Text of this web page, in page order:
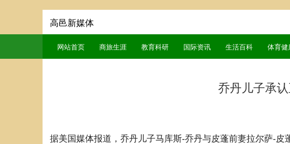
高邑新媒体
网站首页 商旅生涯 教育科研 国际资讯 生活百科 体育健
乔丹儿子承
据美国媒体报道，乔丹儿子马库斯-乔丹与皮蓬前妻拉尔萨-